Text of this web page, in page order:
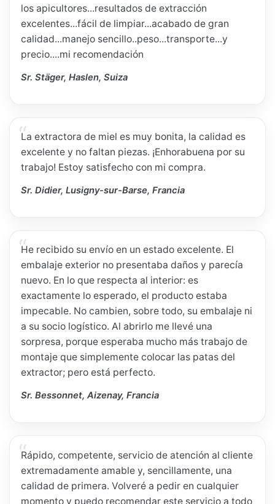
los apicultores...resultados de extracción
excelentes...fácil de limpiar...acabado de gran
calidad...manejo sencillo..peso...transporte...y
precio....mi recomendación
Sr. Stäger, Haslen, Suiza
La extractora de miel es muy bonita, la calidad es
excelente y no faltan piezas. ¡Enhorabuena por su
trabajo! Estoy satisfecho con mi compra.
Sr. Didier, Lusigny-sur-Barse, Francia
He recibido su envío en un estado excelente. El
embalaje exterior no presentaba daños y parecía
nuevo. En lo que respecta al interior: es
exactamente lo esperado, el producto estaba
impecable. No cambien, sobre todo, su embalaje ni
a su socio logístico. Al abrirlo me llevé una
sorpresa, porque esperaba mucho más trabajo de
montaje que simplemente colocar las patas del
extractor; pero está perfecto.
Sr. Bessonnet, Aizenay, Francia
Rápido, competente, servicio de atención al cliente
extremadamente amable y, sencillamente, una
calidad de primera. Volveré a pedir en cualquier
momento y puedo recomendar este servicio a todo